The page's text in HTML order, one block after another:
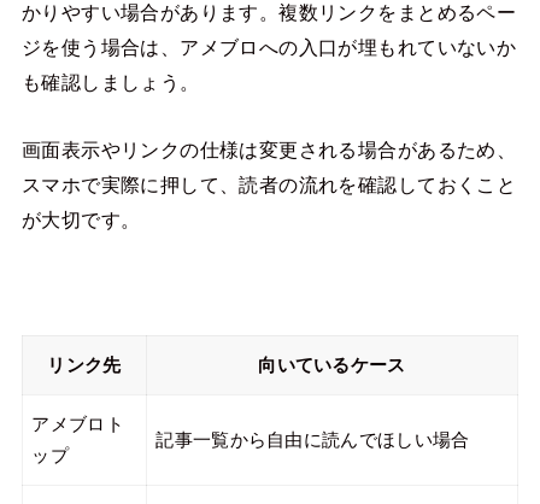
かりやすい場合があります。複数リンクをまとめるペー
ジを使う場合は、アメブロへの入口が埋もれていないか
も確認しましょう。
画面表示やリンクの仕様は変更される場合があるため、
スマホで実際に押して、読者の流れを確認しておくこと
が大切です。
リンク先 向いているケース
アメブロト
ップ
記事一覧から自由に読んでほしい場合